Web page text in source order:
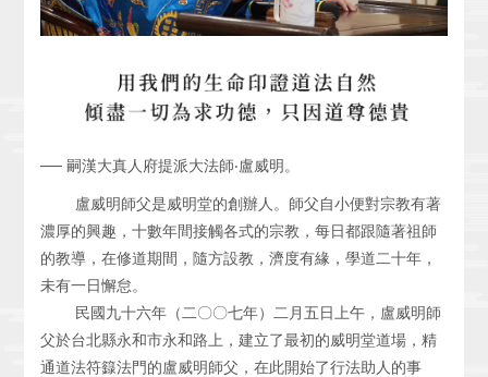
── 嗣漢大真人府提派大法師‧盧威明。
盧威明師父是威明堂的創辦人。師父自小便對宗教有著
濃厚的興趣，十數年間接觸各式的宗教，每日都跟隨著祖師
的教導，在修道期間，隨方設教，濟度有緣，學道二十年，
未有一日懈怠。
民國九十六年（二〇〇七年）二月五日上午，盧威明師
父於台北縣永和市永和路上，建立了最初的威明堂道場，精
通道法符籙法門的盧威明師父，在此開始了行法助人的事